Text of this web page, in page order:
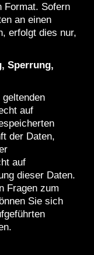
Format. Sofern
an einen
erfolgt dies nur,
Sperrung,
auf
der Daten,
auf
dieser Daten.
Fragen zum
Sie sich